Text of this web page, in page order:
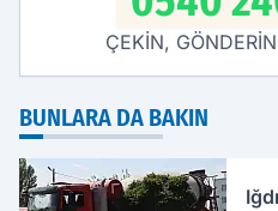
ÇEKİN,
BUNLARA DA BAKIN